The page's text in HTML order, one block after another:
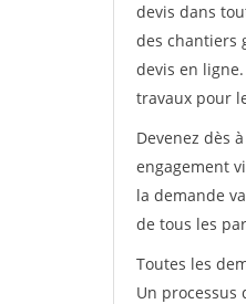
devis dans
des chantiers
devis en
travaux pour
Devenez dès
engagement
la demande
de tous les
Toutes les
Un processus